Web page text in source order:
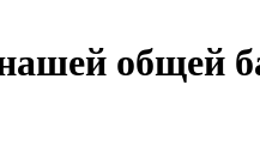
нашей